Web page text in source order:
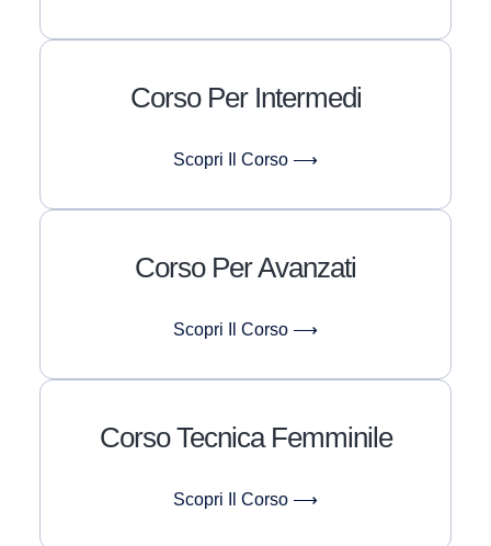
Corso Per Intermedi
Scopri Il Corso ⟶
Corso Per Avanzati
Scopri Il Corso ⟶
Corso Tecnica Femminile
Scopri Il Corso ⟶